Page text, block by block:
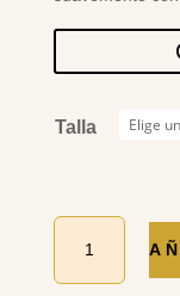
Talla
ANILLO
OJO
TURCO